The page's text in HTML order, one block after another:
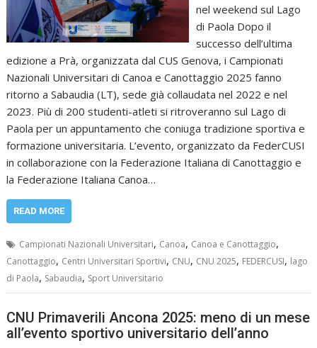
nel weekend sul Lago
di Paola Dopo il
successo dell’ultima
edizione a Prà, organizzata dal CUS Genova, i Campionati
Nazionali Universitari di Canoa e Canottaggio 2025 fanno
ritorno a Sabaudia (LT), sede già collaudata nel 2022 e nel
2023. Più di 200 studenti-atleti si ritroveranno sul Lago di
Paola per un appuntamento che coniuga tradizione sportiva e
formazione universitaria. L’evento, organizzato da FederCUSI
in collaborazione con la Federazione Italiana di Canottaggio e
la Federazione Italiana Canoa…
READ MORE
Campionati Nazionali Universitari, Canoa, Canoa e Canottaggio,
Canottaggio, Centri Universitari Sportivi, CNU, CNU 2025, FEDERCUSI, lago
di Paola, Sabaudia, Sport Universitario
CNU Primaverili Ancona 2025: meno di un mese
all’evento sportivo universitario dell’anno